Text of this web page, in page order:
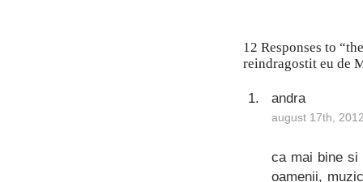
12 Responses to
reindragostit eu de
andra
august 17th,
ca mai bine si
oamenii,